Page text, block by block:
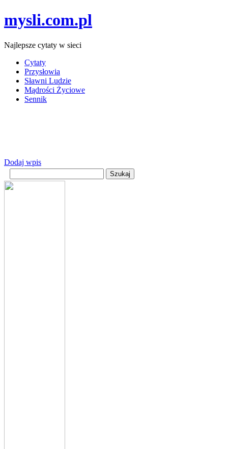
mysli.com.pl
Najlepsze cytaty w sieci
Cytaty
Przysłowia
Sławni Ludzie
Mądrości Życiowe
Sennik
Dodaj wpis